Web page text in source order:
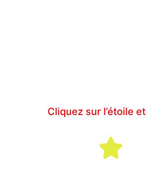
Cliquez sur l’étoile